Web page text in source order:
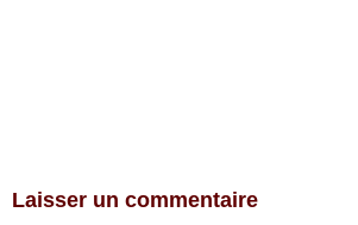
Laisser un commentaire